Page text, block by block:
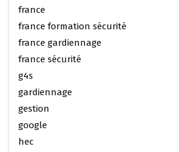
france
france formation sécurité
france gardiennage
france sécurité
g4s
gardiennage
gestion
google
hec